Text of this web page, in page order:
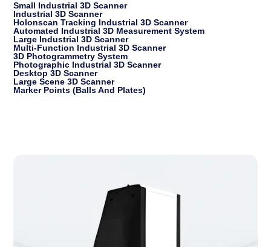
Small Industrial 3D Scanner
Industrial 3D Scanner
Holonscan Tracking Industrial 3D Scanner
Automated Industrial 3D Measurement System
Large Industrial 3D Scanner
Multi-Function Industrial 3D Scanner
3D Photogrammetry System
Photographic Industrial 3D Scanner
Desktop 3D Scanner
Large Scene 3D Scanner
Marker Points (balls And Plates)